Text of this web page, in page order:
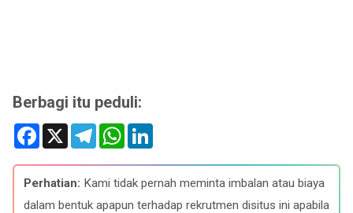
Berbagi itu peduli:
F
e
b
o
o
X
T
e
e
g
r
a
W
t
s
A
p
k
e
d
I
Perhatian: Kami tidak pernah meminta imbalan atau biaya
dalam bentuk apapun terhadap rekrutmen disitus ini apabila